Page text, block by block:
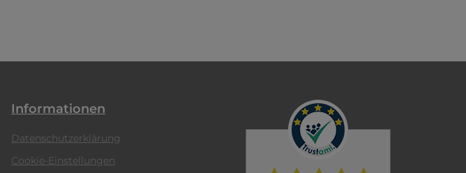
Informationen
Datenschutzerklärung
Cookie-Einstellungen